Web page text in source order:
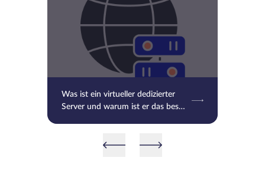
Was ist ein virtueller dedizierter
Server und warum ist er das beste